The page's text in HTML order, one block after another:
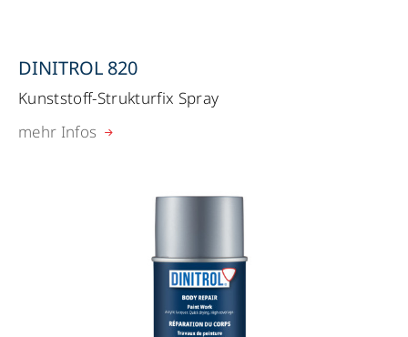
DINITROL 820
Kunststoff-Strukturfix Spray
mehr Infos